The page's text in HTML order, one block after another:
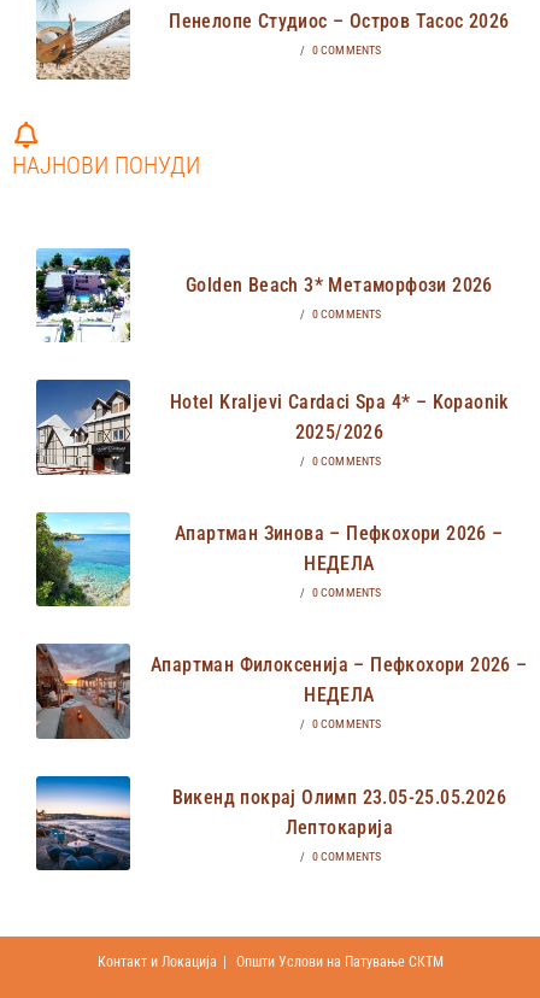
Пенелопе Студиос – Остров Тасос 2026
/ 0 COMMENTS
НАЈНОВИ ПОНУДИ
Golden Beach 3* Метаморфози 2026
/ 0 COMMENTS
Hotel Kraljevi Cardaci Spa 4* – Kopaonik
2025/2026
/ 0 COMMENTS
Апартман Зинова – Пефкохори 2026 –
НЕДЕЛА
/ 0 COMMENTS
Апартман Филоксенија – Пефкохори 2026 –
НЕДЕЛА
/ 0 COMMENTS
Викенд покрај Олимп 23.05-25.05.2026
Лептокарија
/ 0 COMMENTS
Контакт и Локација Општи Услови на Патување СКТМ